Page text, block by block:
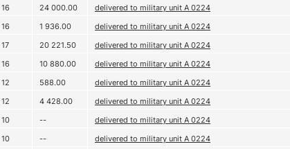
16 24 000.00
delivered to military unit А 0224
16 1 936.00
delivered to military unit А 0224
17 20 221.50
delivered to military unit А 0224
16 10 880.00
delivered to military unit А 0224
12 588.00
delivered to military unit А 0224
12 4 428.00
delivered to military unit А 0224
10 --
delivered to military unit А 0224
10 --
delivered to military unit А 0224